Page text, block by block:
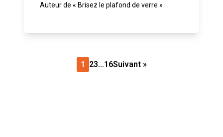
Auteur de « Brisez le plafond de verre »
1 23…16Suivant »